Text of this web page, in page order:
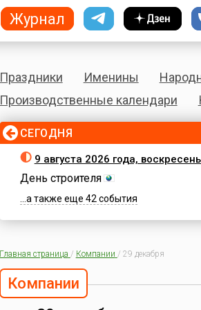
Праздники Именины
Производственные календари
СЕГОДНЯ
9 августа 2026 года,
День строителя
...а также еще 42 события
Главная страница / Компании / 29 декабря
Компании
Журнал